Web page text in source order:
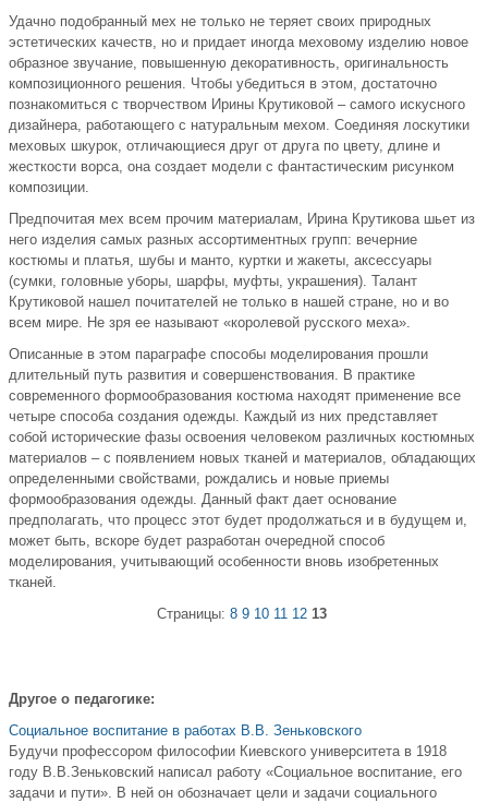
Удачно подобранный мех не только не теряет своих природных
эстетических качеств, но и придает иногда меховому изделию новое
образное звучание, повышенную декоративность, оригинальность
композиционного решения. Чтобы убедиться в этом, достаточно
познакомиться с творчеством Ирины Крутиковой – самого искусного
дизайнера, работающего с натуральным мехом. Соединяя лоскутики
меховых шкурок, отличающиеся друг от друга по цвету, длине и
жесткости ворса, она создает модели с фантастическим рисунком
композиции.
Предпочитая мех всем прочим материалам, Ирина Крутикова шьет из
него изделия самых разных ассортиментных групп: вечерние
костюмы и платья, шубы и манто, куртки и жакеты, аксессуары
(сумки, головные уборы, шарфы, муфты, украшения). Талант
Крутиковой нашел почитателей не только в нашей стране, но и во
всем мире. Не зря ее называют «королевой русского меха».
Описанные в этом параграфе способы моделирования прошли
длительный путь развития и совершенствования. В практике
современного формообразования костюма находят применение все
четыре способа создания одежды. Каждый из них представляет
собой исторические фазы освоения человеком различных костюмных
материалов – с появлением новых тканей и материалов, обладающих
определенными свойствами, рождались и новые приемы
формообразования одежды. Данный факт дает основание
предполагать, что процесс этот будет продолжаться и в будущем и,
может быть, вскоре будет разработан очередной способ
моделирования, учитывающий особенности вновь изобретенных
тканей.
Страницы: 8 9 10 11 12 13
Другое о педагогике:
Социальное воспитание в работах В.В. Зеньковского
Будучи профессором философии Киевского университета в 1918
году В.В.Зеньковский написал работу «Социальное воспитание, его
задачи и пути». В ней он обозначает цели и задачи социального